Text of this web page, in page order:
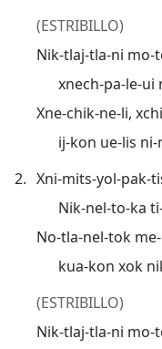
(ESTRIBILLO)
Nik-tlaj-tla-ni mo-
xnech-pa-le-ui
Xne-chik-ne-li,
ij-kon ue-lis
2. Xni-mits-yol-pak-
Nik-nel-to-ka
No-tla-nel-tok
kua-kon xok
(ESTRIBILLO)
Nik-tlaj-tla-ni mo-